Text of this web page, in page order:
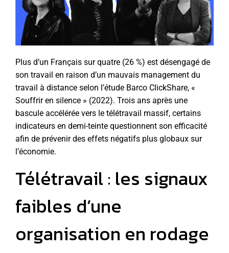
Plus d’un Français sur quatre (26 %) est désengagé de
son travail en raison d’un mauvais management du
travail à distance selon l’étude Barco ClickShare, «
Souffrir en silence » (2022). Trois ans après une
bascule accélérée vers le télétravail massif, certains
indicateurs en demi-teinte questionnent son efficacité
afin de prévenir des effets négatifs plus globaux sur
l’économie.
Télétravail : les signaux
faibles d’une
organisation en rodage